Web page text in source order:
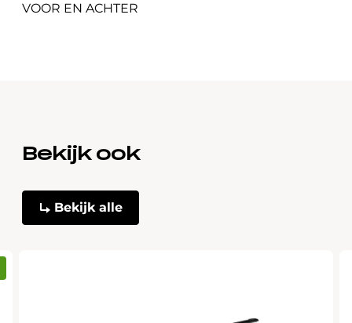
VOOR EN ACHTER
Bekijk ook
Bekijk alle